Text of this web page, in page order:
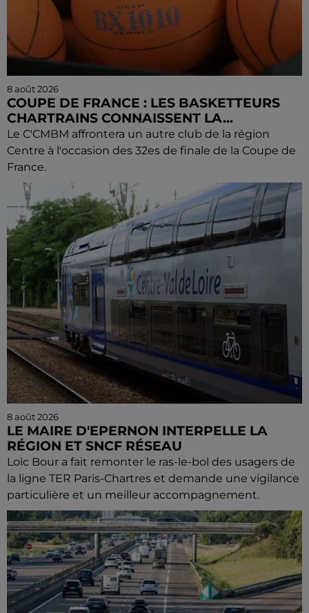
8 août 2026
COUPE DE FRANCE : LES BASKETTEURS
CHARTRAINS CONNAISSENT LA...
Le C'CMBM affrontera un autre club de la région
Centre à l'occasion des 32es de finale de la Coupe de
France.
8 août 2026
LE MAIRE D'EPERNON INTERPELLE LA
RÉGION ET SNCF RÉSEAU
Loïc Bour a fait remonter le ras-le-bol des usagers de
la ligne TER Paris-Chartres et demande une vigilance
particulière et un meilleur accompagnement.